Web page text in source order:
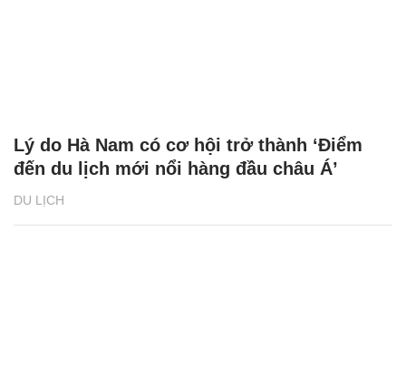
DU LỊCH
Lý do Hà Nam có cơ hội trở thành ‘Điểm
đến du lịch mới nổi hàng đầu châu Á’